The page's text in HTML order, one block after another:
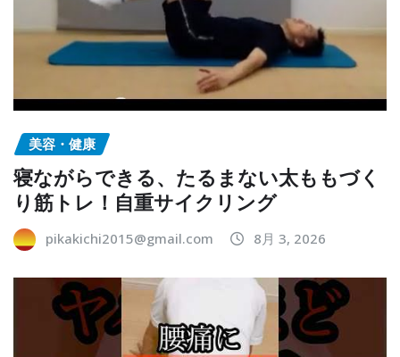
美容・健康
寝ながらできる、たるまない太ももづく
り筋トレ！自重サイクリング
pikakichi2015@gmail.com 8月 3, 2026